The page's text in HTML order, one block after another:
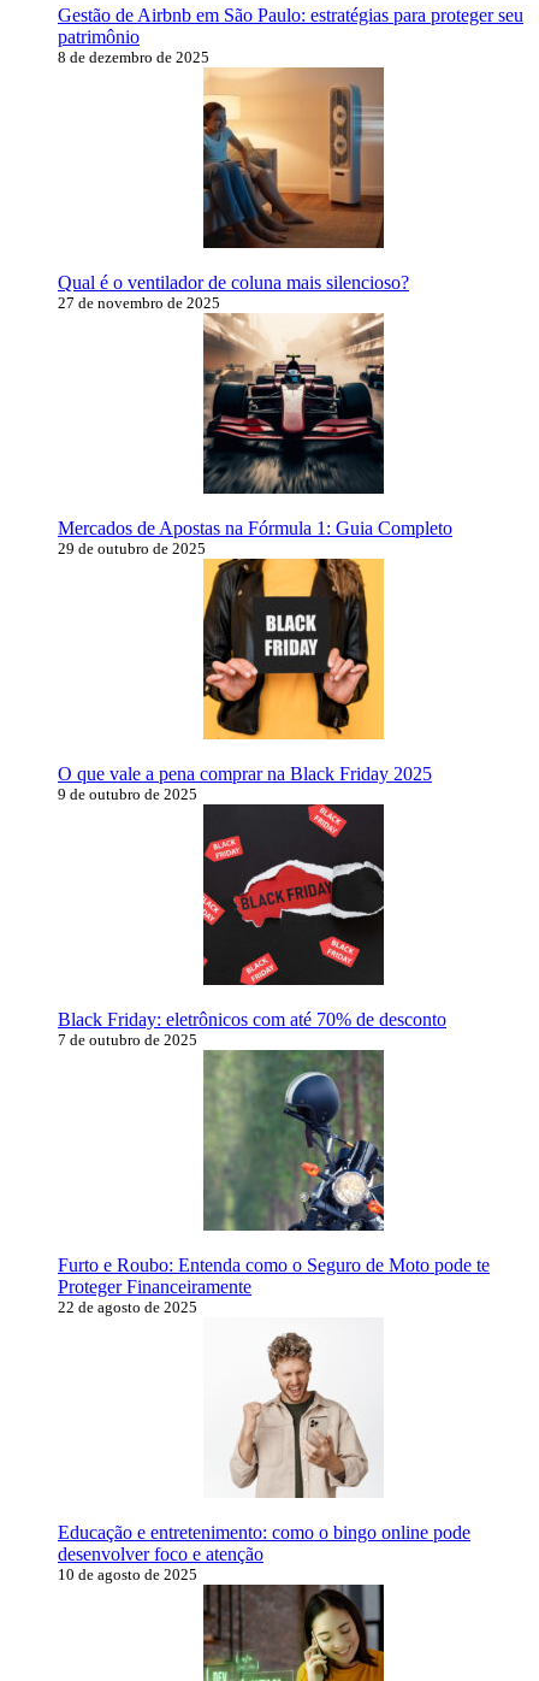
Gestão de Airbnb em São Paulo: estratégias para proteger seu
patrimônio
8 de dezembro de 2025
Qual é o ventilador de coluna mais silencioso?
27 de novembro de 2025
Mercados de Apostas na Fórmula 1: Guia Completo
29 de outubro de 2025
O que vale a pena comprar na Black Friday 2025
9 de outubro de 2025
Black Friday: eletrônicos com até 70% de desconto
7 de outubro de 2025
Furto e Roubo: Entenda como o Seguro de Moto pode te
Proteger Financeiramente
22 de agosto de 2025
Educação e entretenimento: como o bingo online pode
desenvolver foco e atenção
10 de agosto de 2025